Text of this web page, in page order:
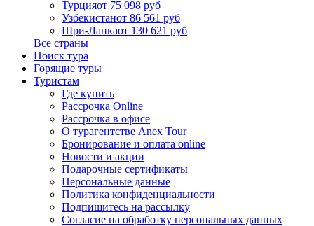
Турцияот 75 098 руб
Узбекистанот 86 561 руб
Шри-Ланкаот 130 621 руб
Все страны
Поиск тура
Горящие туры
Туристам
Где купить
Рассрочка Online
Рассрочка в офисе
О турагентстве Anex Tour
Бронирование и оплата online
Новости и акции
Подарочные сертификаты
Персональные данные
Политика конфиденциальности
Подпишитесь на рассылку
Согласие на обработку персональных данных